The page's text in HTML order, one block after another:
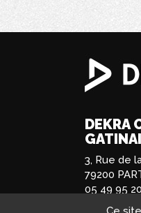
DEKRA
3, Rue de
79200
05 49 95